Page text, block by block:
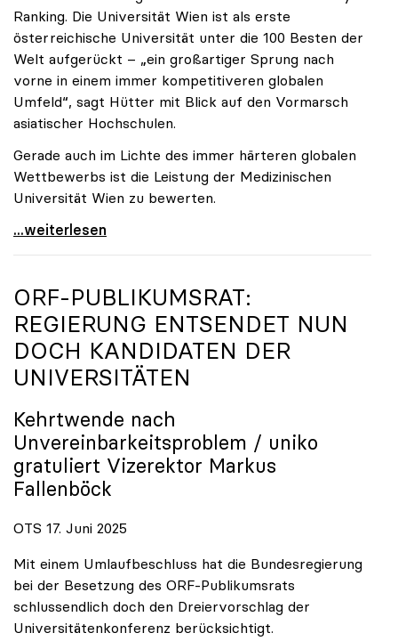
Ranking. Die Universität Wien ist als erste
österreichische Universität unter die 100 Besten der
Welt aufgerückt – „ein großartiger Sprung nach
vorne in einem immer kompetitiveren globalen
Umfeld“, sagt Hütter mit Blick auf den Vormarsch
asiatischer Hochschulen.
Gerade auch im Lichte des immer härteren globalen
Wettbewerbs ist die Leistung der Medizinischen
Universität Wien zu bewerten.
„Top-Rankingplätze heimischer Universitäten geben
...weiterlesen
ORF-PUBLIKUMSRAT:
REGIERUNG ENTSENDET NUN
DOCH KANDIDATEN DER
UNIVERSITÄTEN
Kehrtwende nach
Unvereinbarkeitsproblem / uniko
gratuliert Vizerektor Markus
Fallenböck
OTS 17. Juni 2025
Mit einem Umlaufbeschluss hat die Bundesregierung
bei der Besetzung des ORF-Publikumsrats
schlussendlich doch den Dreiervorschlag der
Universitätenkonferenz berücksichtigt.